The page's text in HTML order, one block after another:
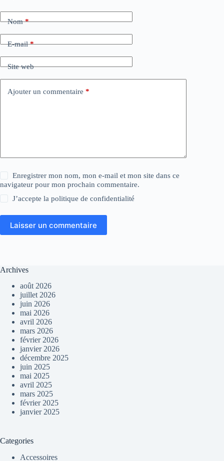
Nom*
E-mail*
Site web
Ajouter un commentaire *
Enregistrer mon nom, mon e-mail et mon site dans ce
navigateur pour mon prochain commentaire.
J’accepte lapolitique de confidentialité
Laisser un commentaire
Archives
août 2026
juillet 2026
juin 2026
mai 2026
avril 2026
mars 2026
février 2026
janvier 2026
décembre 2025
juin 2025
mai 2025
avril 2025
mars 2025
février 2025
janvier 2025
Categories
Accessoires